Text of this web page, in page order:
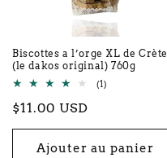
Biscottes a l’orge XL de Crète
(le dakos original) 760g
(1)
Prix
habituel
$11.00 USD
Ajouter au panier